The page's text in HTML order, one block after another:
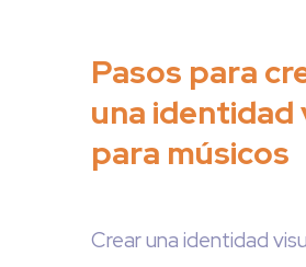
Pasos para
una identidad
para músicos
Crear una identidad